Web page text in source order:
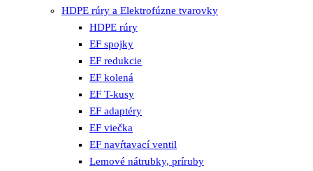
HDPE rúry a Elektrofúzne tvarovky
HDPE rúry
EF spojky
EF redukcie
EF kolená
EF T-kusy
EF adaptéry
EF viečka
EF navŕtavací ventil
Lemové nátrubky, príruby